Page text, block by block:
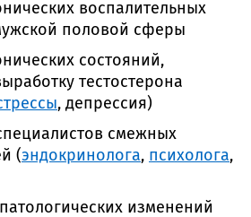
воспалительных
половой сферы
состояний,
тестостерона
, депрессия)
смежных
(эндокринолога, психолога,
изменений